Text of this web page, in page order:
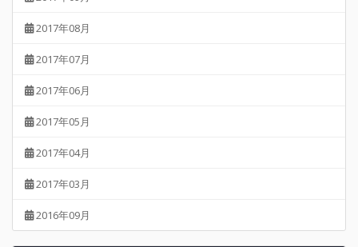
2017年08月
2017年07月
2017年06月
2017年05月
2017年04月
2017年03月
2016年09月